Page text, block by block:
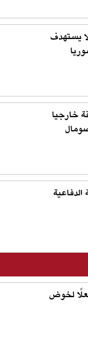
يستهدف
خارجيا
لخوض